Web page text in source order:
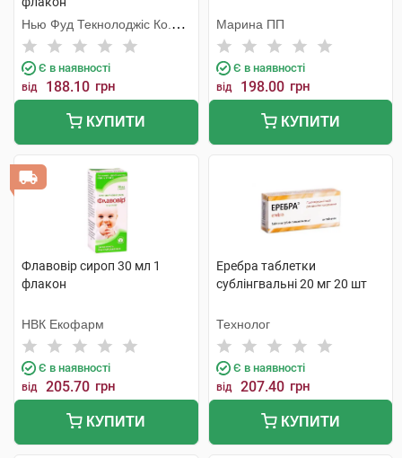
Нью Фуд Текнолоджіс Ко.
Лтд
Є в наявності
від 188.10 грн
КУПИТИ
Марина ПП
Є в наявності
від 198.00 грн
КУПИТИ
Флавовір сироп 30 мл 1
флакон
НВК Екофарм
Є в наявності
від 205.70 грн
КУПИТИ
Еребра таблетки
сублінгвальні 20 мг 20 шт
Технолог
Є в наявності
від 207.40 грн
КУПИТИ